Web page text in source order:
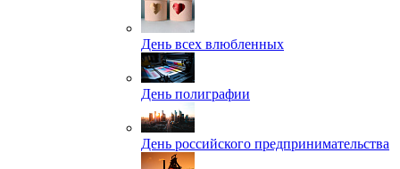
День всех влюбленных
День полиграфии
День российского предпринимательства